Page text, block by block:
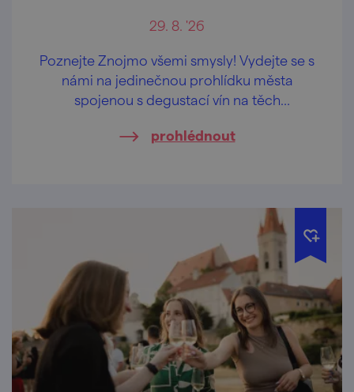
29. 8. '26
Poznejte Znojmo všemi smysly! Vydejte se s
námi na jedinečnou prohlídku města
spojenou s degustací vín na těch
prohlédnout